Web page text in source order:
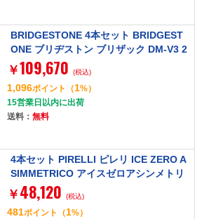
BRIDGESTONE 4本セット BRIDGEST
ONE ブリヂストン ブリザック DM-V3 2
45/65R17 107Q タイヤ単品
￥109,670 (税込)
1,096ポイント （1%）
15営業日以内に出荷
送料： 無料
4本セット PIRELLI ピレリ ICE ZERO A
SIMMETRICO アイスゼロアシンメトリ
コ 185/60R15 88H XL スタッドレスタ
イヤ単品
￥ 48,120 (税込)
481ポイント （1%）